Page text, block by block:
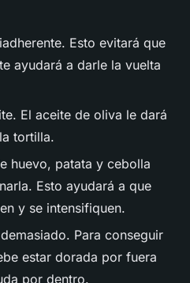
Esto evitará que
ayudará a darle la vuelta
El aceite de oliva le dará
tortilla.
huevo, patata y cebolla
Esto ayudará a que
y se intensifiquen.
Para conseguir
estar dorada por fuera
por dentro.